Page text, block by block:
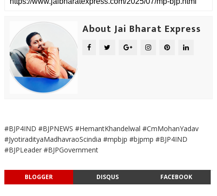
About Jai Bharat Express
#BJP4IND #BJPNEWS #HemantKhandelwal #CmMohanYadav
#JyotiradityaMadhavraoScindia #mpbjp #bjpmp #BJP4IND
#BJPLeader #BJPGovernment
BLOGGER DISQUS FACEBOOK